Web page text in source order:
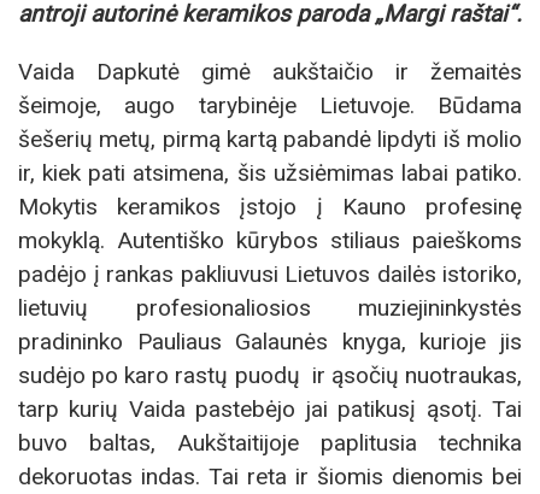
antroji autorinė keramikos paroda „Margi raštai“.
Vaida Dapkutė gimė aukštaičio ir žemaitės
šeimoje, augo tarybinėje Lietuvoje. Būdama
šešerių metų, pirmą kartą pabandė lipdyti iš molio
ir, kiek pati atsimena, šis užsiėmimas labai patiko.
Mokytis keramikos įstojo į Kauno profesinę
mokyklą. Autentiško kūrybos stiliaus paieškoms
padėjo į rankas pakliuvusi Lietuvos dailės istoriko,
lietuvių profesionaliosios muziejininkystės
pradininko Pauliaus Galaunės knyga, kurioje jis
sudėjo po karo rastų puodų ir ąsočių nuotraukas,
tarp kurių Vaida pastebėjo jai patikusį ąsotį. Tai
buvo baltas, Aukštaitijoje paplitusia technika
dekoruotas indas. Tai reta ir šiomis dienomis bei